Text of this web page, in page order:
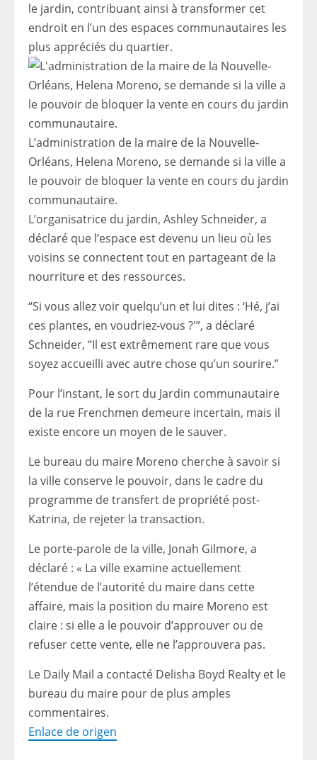
le jardin, contribuant ainsi à transformer cet
endroit en l’un des espaces communautaires les
plus appréciés du quartier.
L’administration de la maire de la Nouvelle-
Orléans, Helena Moreno, se demande si la ville a
le pouvoir de bloquer la vente en cours du jardin
communautaire.
L’organisatrice du jardin, Ashley Schneider, a
déclaré que l’espace est devenu un lieu où les
voisins se connectent tout en partageant de la
nourriture et des ressources.
“Si vous allez voir quelqu’un et lui dites : ‘Hé, j’ai
ces plantes, en voudriez-vous ?'”, a déclaré
Schneider, “Il est extrêmement rare que vous
soyez accueilli avec autre chose qu’un sourire.”
Pour l’instant, le sort du Jardin communautaire
de la rue Frenchmen demeure incertain, mais il
existe encore un moyen de le sauver.
Le bureau du maire Moreno cherche à savoir si
la ville conserve le pouvoir, dans le cadre du
programme de transfert de propriété post-
Katrina, de rejeter la transaction.
Le porte-parole de la ville, Jonah Gilmore, a
déclaré : « La ville examine actuellement
l’étendue de l’autorité du maire dans cette
affaire, mais la position du maire Moreno est
claire : si elle a le pouvoir d’approuver ou de
refuser cette vente, elle ne l’approuvera pas.
Le Daily Mail a contacté Delisha Boyd Realty et le
bureau du maire pour de plus amples
commentaires.
Enlace de origen